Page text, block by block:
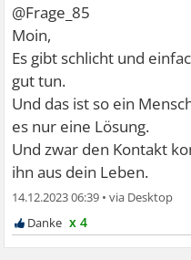
@Frage_85
Moin,
Es gibt schlicht und
gut tun.
Und das ist so ein
es nur eine Lösung.
Und zwar den Kontakt
ihn aus dein Leben.
14.12.2023 06:39 •
x 4